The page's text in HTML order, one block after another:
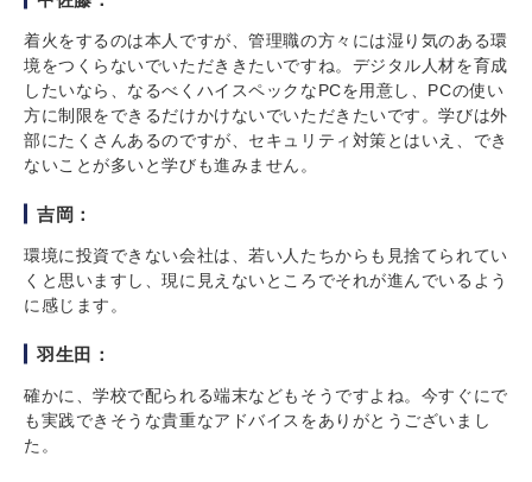
着火をするのは本人ですが、管理職の方々には湿り気のある環
境をつくらないでいただききたいですね。デジタル人材を育成
したいなら、なるべくハイスペックなPCを用意し、PCの使い
方に制限をできるだけかけないでいただきたいです。学びは外
部にたくさんあるのですが、セキュリティ対策とはいえ、でき
ないことが多いと学びも進みません。
吉岡：
環境に投資できない会社は、若い人たちからも見捨てられてい
くと思いますし、現に見えないところでそれが進んでいるよう
に感じます。
羽生田：
確かに、学校で配られる端末などもそうですよね。今すぐにで
も実践できそうな貴重なアドバイスをありがとうございまし
た。